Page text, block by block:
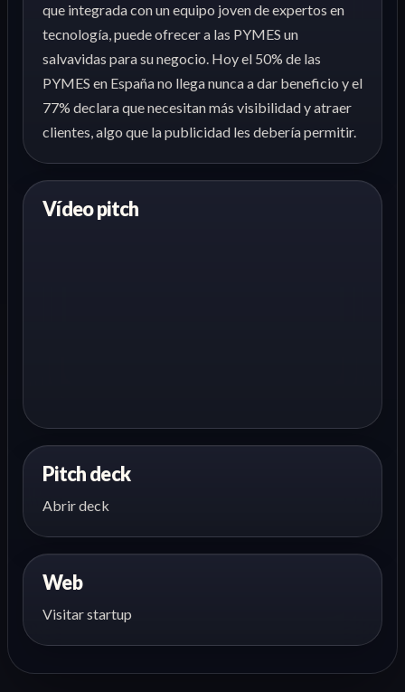
que integrada con un equipo joven de expertos en
tecnología, puede ofrecer a las PYMES un
salvavidas para su negocio. Hoy el 50% de las
PYMES en España no llega nunca a dar beneficio y el
77% declara que necesitan más visibilidad y atraer
clientes, algo que la publicidad les debería permitir.
Vídeo pitch
Pitch deck
Abrir deck
Web
Visitar startup